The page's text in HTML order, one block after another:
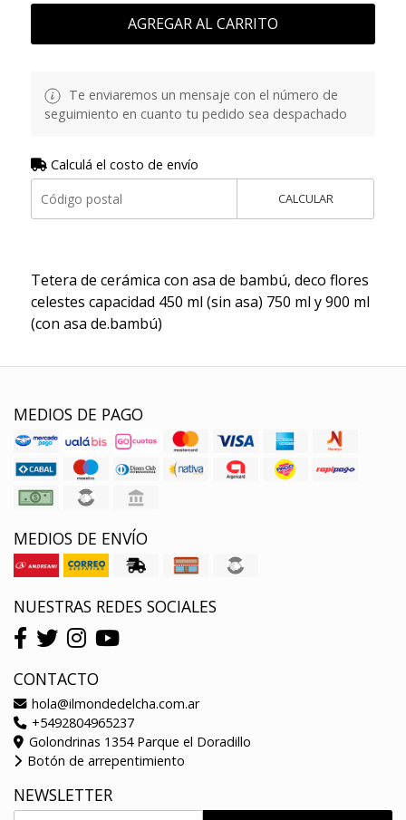
AGREGAR AL CARRITO
Te enviaremos un mensaje con el número de
seguimiento en cuanto tu pedido sea despachado
Calculá el costo de envío
CALCULAR
Tetera de cerámica con asa de bambú, deco flores
celestes capacidad 450 ml (sin asa) 750 ml y 900 ml
(con asa de.bambú)
MEDIOS DE PAGO
MEDIOS DE ENVÍO
NUESTRAS REDES SOCIALES
CONTACTO
hola@ilmondedelcha.com.ar
+5492804965237
Golondrinas 1354 Parque el Doradillo
Botón de arrepentimiento
NEWSLETTER